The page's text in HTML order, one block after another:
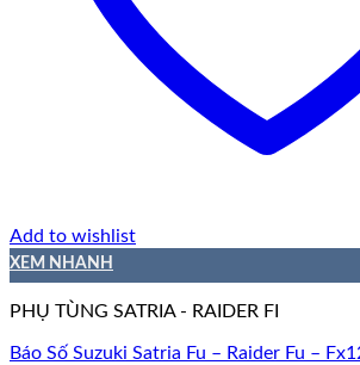
Add to wishlist
XEM NHANH
PHỤ TÙNG SATRIA - RAIDER FI
Báo Số Suzuki Satria Fu – Raider Fu –